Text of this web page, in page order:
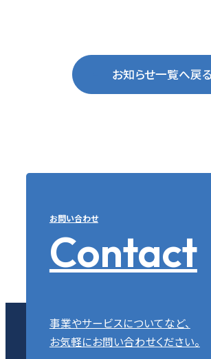
お知らせ一覧へ戻る
お問い合わせ
Contact
事業やサービスについてなど、
お気軽にお問い合わせください。